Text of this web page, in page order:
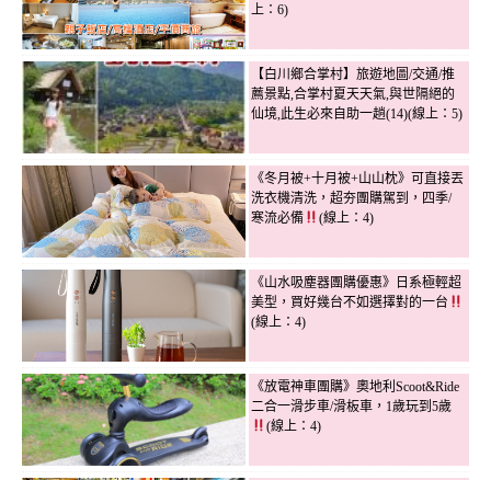
上：6)
【白川鄉合掌村】旅遊地圖/交通/推
薦景點,合掌村夏天天氣,與世隔絕的
仙境,此生必來自助一趟(14)(線上：5)
《冬月被+十月被+山山枕》可直接丟
洗衣機清洗，超夯團購駕到，四季/
寒流必備
(線上：4)
《山水吸塵器團購優惠》日系極輕超
美型，買好幾台不如選擇對的一台
(線上：4)
《放電神車團購》奧地利Scoot&Ride
二合一滑步車/滑板車，1歲玩到5歲
(線上：4)